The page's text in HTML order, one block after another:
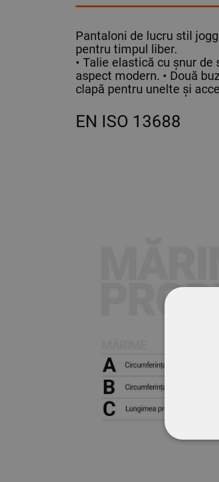
Pantaloni de lucru stil
pentru timpul liber.
• Talie elastică cu șnur
aspect modern. • Două
clapă pentru unelte și
EN ISO 13688